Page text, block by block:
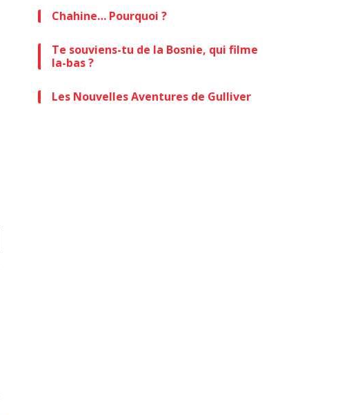
Chahine… Pourquoi ?
Te souviens-tu de la Bosnie, qui filme
la-bas ?
Les Nouvelles Aventures de Gulliver